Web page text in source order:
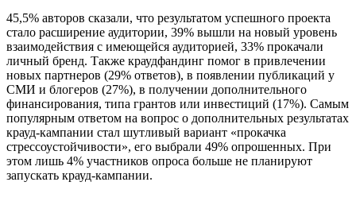
45,5% авторов сказали, что результатом успешного проекта
стало расширение аудитории, 39% вышли на новый уровень
взаимодействия с имеющейся аудиторией, 33% прокачали
личный бренд. Также краудфандинг помог в привлечении
новых партнеров (29% ответов), в появлении публикаций у
СМИ и блогеров (27%), в получении дополнительного
финансирования, типа грантов или инвестиций (17%). Самым
популярным ответом на вопрос о дополнительных результатах
крауд-кампании стал шутливый вариант «прокачка
стрессоустойчивости», его выбрали 49% опрошенных. При
этом лишь 4% участников опроса больше не планируют
запускать крауд-кампании.